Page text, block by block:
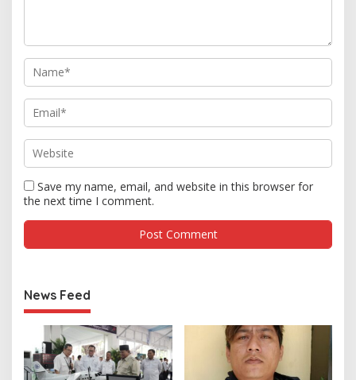
Save my name, email, and website in this browser for
the next time I comment.
News Feed